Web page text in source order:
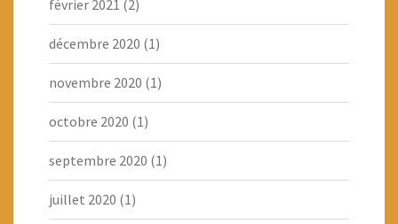
février 2021 (2)
décembre 2020 (1)
novembre 2020 (1)
octobre 2020 (1)
septembre 2020 (1)
juillet 2020 (1)